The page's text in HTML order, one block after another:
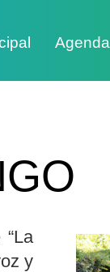
Agenda
y